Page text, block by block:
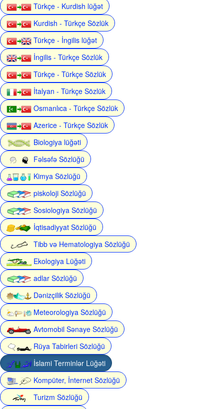
Türkçe - Kurdish lüğət
Kurdish - Türkçe Sözlük
Türkçe - İngilis lüğət
İngilis - Türkçe Sözlük
Türkçe - Türkçe Sözlük
İtalyan - Türkçe Sözlük
Osmanlıca - Türkçe Sözlük
Azerice - Türkçe Sözlük
Biologiya lüğəti
Fəlsəfə Sözlüğü
Kimya Sözlüğü
piskoloji Sözlüğü
Sosiologiya Sözlüğü
İqtisadiyyat Sözlüğü
Tibb və Hematologiya Sözlüğü
Ekologiya Lüğəti
adlar Sözlüğü
Dənizçilik Sözlüğü
Meteorologiya Sözlüğü
Avtomobil Sənaye Sözlüğü
Rüya Tabirleri Sözlüğü
İslami Terminlər Lüğəti
Kompüter, İnternet Sözlüğü
Turizm Sözlüğü